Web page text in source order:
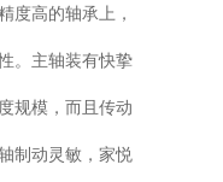
度高的轴承上，
。主轴装有快挚
规模，而且传动
制动灵敏，家悦